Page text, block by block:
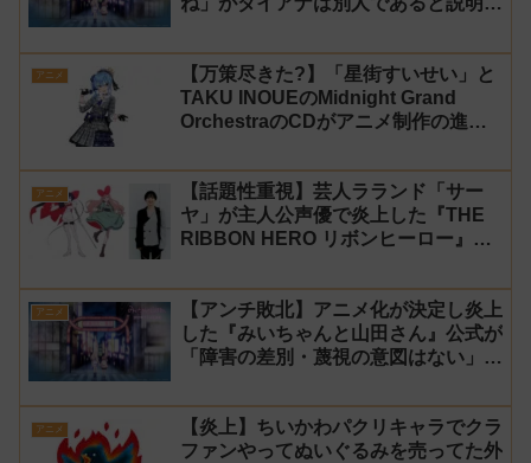
アニメ
【万策尽きた?】「星街すいせい」と
TAKU INOUEのMidnight Grand
OrchestraのCDがアニメ制作の進行
アニメ
【話題性重視】芸人ラランド「サー
ヤ」が主人公声優で炎上した『THE
RIBBON HERO リボンヒーロー』に
ンルン」「でびでび・でびる」が出
演！
アニメ
【アンチ敗北】アニメ化が決定し炎上
した『みいちゃんと山田さん』公式が
「障害の差別・蔑視の意図はない」と
アニメ
【炎上】ちいかわパクリキャラでクラ
ファンやってぬいぐるみを売ってた外